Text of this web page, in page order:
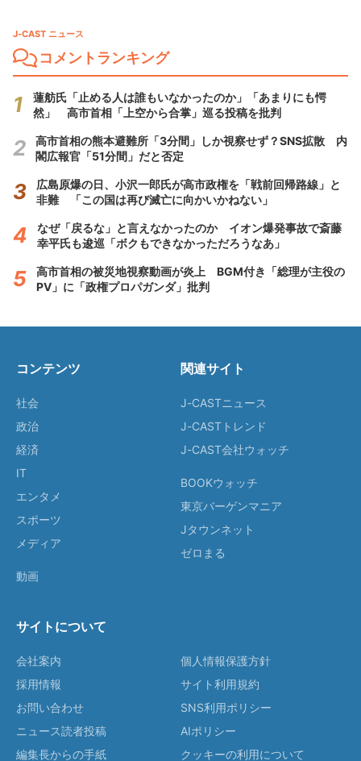
J-CAST ニュース
コメントランキング
蓮舫氏「止める人は誰もいなかったのか」「あまりにも愕
然」 高市首相「上空から合掌」巡る投稿を批判
高市首相の熊本避難所「3分間」しか視察せず？SNS拡散 内
閣広報官「51分間」だと否定
広島原爆の日、小沢一郎氏が高市政権を「戦前回帰路線」と
非難 「この国は再び滅亡に向かいかねない」
なぜ「戻るな」と言えなかったのか イオン爆発事故で斎藤
幸平氏も逡巡「ボクもできなかっただろうなあ」
高市首相の被災地視察動画が炎上 BGM付き「総理が主役の
PV」に「政権プロパガンダ」批判
コンテンツ
社会
政治
経済
IT
エンタメ
スポーツ
メディア
動画
関連サイト
J-CASTニュース
J-CASTトレンド
J-CAST会社ウォッチ
BOOKウォッチ
東京バーゲンマニア
Jタウンネット
ゼロまる
サイトについて
会社案内
採用情報
お問い合わせ
ニュース読者投稿
編集長からの手紙
個人情報保護方針
サイト利用規約
SNS利用ポリシー
AIポリシー
クッキーの利用について